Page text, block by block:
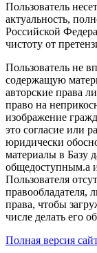
Пользователь
актуальность,
Российской
чистоту от
Пользователь не
содержащую
авторские права
право на
изображение
это согласие или
юридически
материалы в Базу
общедоступным.а
Пользователя
правообладателя,
права, чтобы
числе делать его
Полная версия